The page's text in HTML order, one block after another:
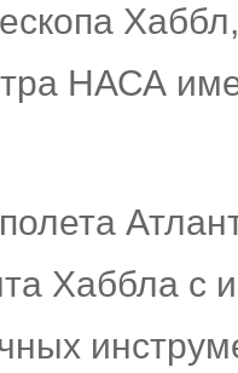
НАСА
Хаббла с